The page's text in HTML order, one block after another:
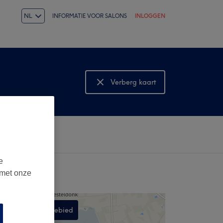
NL INFORMATIE VOOR SALONS INLOGGEN
Verberg kaart
Bekijk kaart
Zoek in dit gebied
onze